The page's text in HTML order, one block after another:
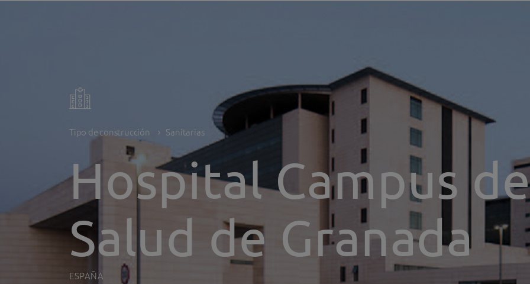
Tipo de construcción Sanitarias
Hospital Campus
Salud de Granada
ESPAÑA